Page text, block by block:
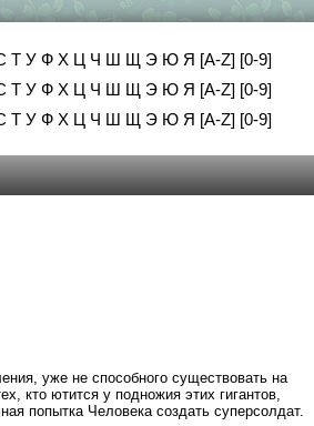
Т У Ф Х Ц Ч Ш Щ Э Ю Я [A-Z] [0-9]
Т У Ф Х Ц Ч Ш Щ Э Ю Я [A-Z] [0-9]
Т У Ф Х Ц Ч Ш Щ Э Ю Я [A-Z] [0-9]
уже не способного существовать на
кто ютится у подножия этих гигантов,
попытка Человека создать суперсолдат.